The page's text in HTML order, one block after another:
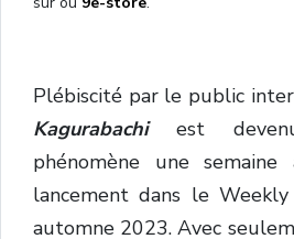
Plébiscité par le public
Kagurabachi
est
phénomène une
lancement dans le
automne 2023. Avec